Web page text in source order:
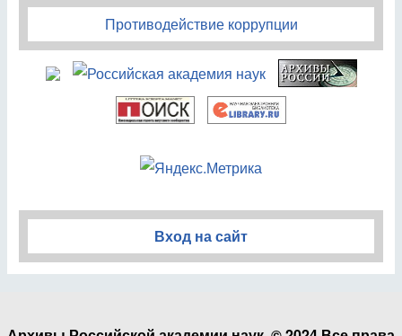
Противодействие коррупции
Вход на сайт